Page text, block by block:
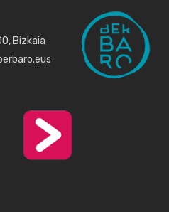
Bizkaia